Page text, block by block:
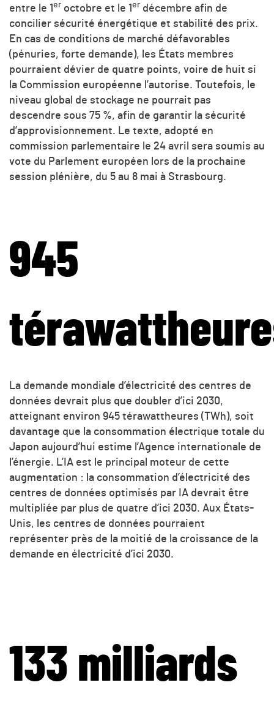
entre le 1er octobre et le 1er décembre afin de
concilier sécurité énergétique et stabilité des prix.
En cas de conditions de marché défavorables
(pénuries, forte demande), les États membres
pourraient dévier de quatre points, voire de huit si
la Commission européenne l’autorise. Toutefois, le
niveau global de stockage ne pourrait pas
descendre sous 75 %, afin de garantir la sécurité
d’approvisionnement. Le texte, adopté en
commission parlementaire le 24 avril sera soumis au
vote du Parlement européen lors de la prochaine
session plénière, du 5 au 8 mai à Strasbourg.
945
La demande mondiale d’électricité des centres de
données devrait plus que doubler d’ici 2030,
atteignant environ 945 térawattheures (TWh), soit
davantage que la consommation électrique totale du
Japon aujourd’hui estime l’Agence internationale de
l’énergie. L’IA est le principal moteur de cette
augmentation : la consommation d’électricité des
centres de données optimisés par IA devrait être
multipliée par plus de quatre d’ici 2030. Aux États-
Unis, les centres de données pourraient
représenter près de la moitié de la croissance de la
demande en électricité d’ici 2030.
133 milliards